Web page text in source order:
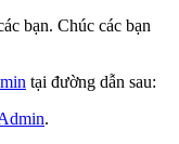
bạn. Chúc các bạn
tại đường dẫn sau:
.